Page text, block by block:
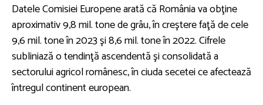
Datele Comisiei Europene arată că România va obţine
aproximativ 9,8 mil. tone de grâu, în creştere faţă de cele
9,6 mil. tone în 2023 şi 8,6 mil. tone în 2022. Cifrele
subliniază o tendinţă ascendentă şi consolidată a
sectorului agricol românesc, în ciuda secetei ce afectează
întregul continent european.